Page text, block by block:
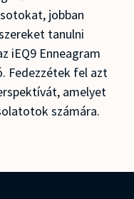
jobban
tanulni
iEQ9 Enneagram
Fedezzétek fel azt
amelyet
számára.